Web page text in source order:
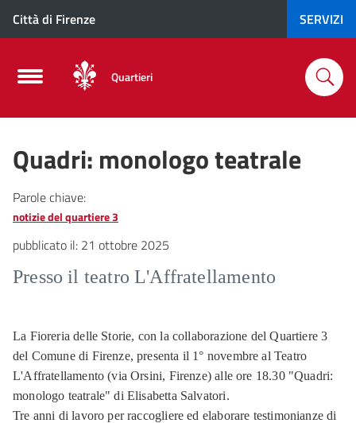
Città di Firenze SERVIZI
Quartieri
Quadri: monologo teatrale
Parole chiave:
notizie del quartiere 3
pubblicato il: 21 ottobre 2025
Presso il teatro L'Affratellamento
La Fioreria delle Storie, con la collaborazione del Quartiere 3
del Comune di Firenze, presenta il 1° novembre al Teatro
L'Affratellamento (via Orsini, Firenze) alle ore 18.30 "Quadri:
monologo teatrale" di Elisabetta Salvatori.
Tre anni di lavoro per raccogliere ed elaborare testimonianze di